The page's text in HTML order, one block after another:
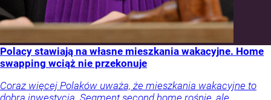
Polacy stawiają na własne mieszkania wakacyjne. Home
swapping wciąż nie przekonuje
Coraz więcej Polaków uważa, że mieszkania wakacyjne to
dobra inwestycja. Segment second home rośnie, ale